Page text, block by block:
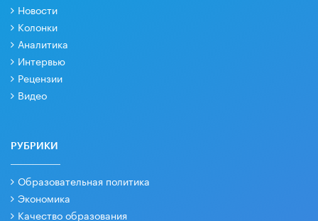
Новости
Колонки
Аналитика
Интервью
Рецензии
Видео
РУБРИКИ
Образовательная политика
Экономика
Качество образования